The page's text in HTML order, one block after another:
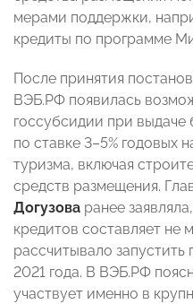
мерами поддержки,
кредиты по программе
После принятия
ВЭБ.РФ появилась
госсубсидии при выдаче
по ставке 3–5% годовых
туризма, включая
средств размещения.
Догузова ранее
кредитов составляет не
рассчитывало
2021 года. В ВЭБ.РФ
участвует именно в